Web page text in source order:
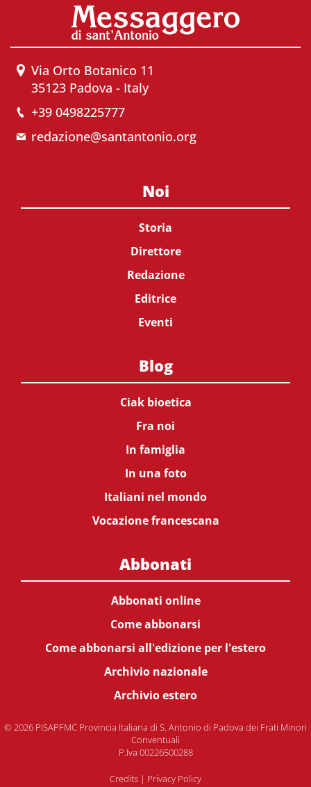
Via Orto Botanico 11
35123 Padova - Italy
+39 0498225777
redazione@santantonio.org
Noi
Storia
Direttore
Redazione
Editrice
Eventi
Blog
Ciak bioetica
Fra noi
In famiglia
In una foto
Italiani nel mondo
Vocazione francescana
Abbonati
Abbonati online
Come abbonarsi
Come abbonarsi all'edizione per l'estero
Archivio nazionale
Archivio estero
© 2026 PISAPFMC Provincia Italiana di S. Antonio di Padova dei Frati Minori
Conventuali
P.Iva 00226500288
Credits | Privacy Policy